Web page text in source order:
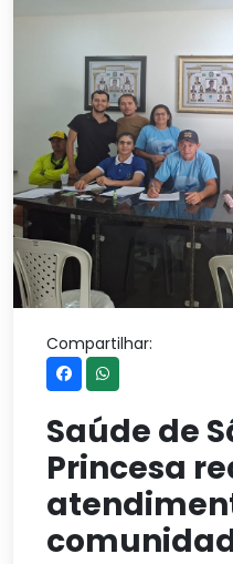
Compartilhar:
Saúde de
Princesa